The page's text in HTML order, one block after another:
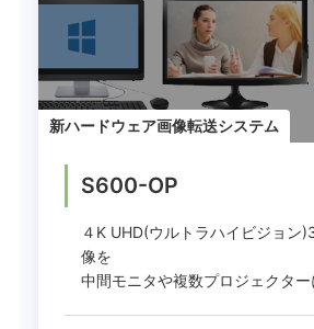
新ハードウェア画像転送システム
S600-OP
４K UHD(ウルトラハイビジョン
像を
中間モニタや複数プロジェクター